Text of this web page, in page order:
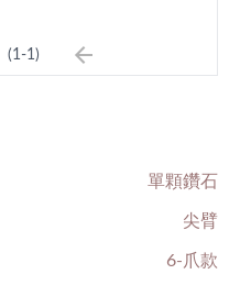
(1-1)
單顆鑽石
尖臂
6-爪款